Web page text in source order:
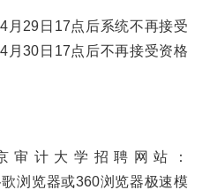
月29日17点后系统不再接受
月30日17点后不再接受资格
审计大学招聘网站：
浏览器或360浏览器极速模